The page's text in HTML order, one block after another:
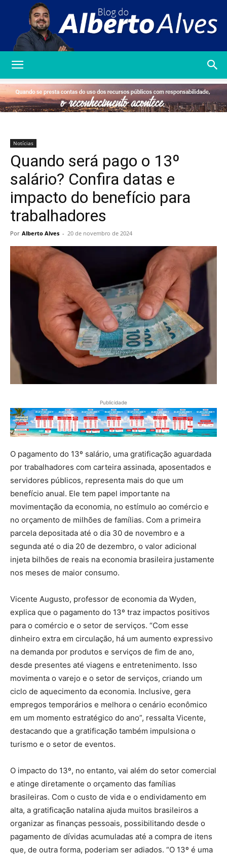
Alberto
Notícias
Quando será pago o 13º
salário? Confira datas e
impacto do benefício para
trabalhadores
Por Alberto Alves - 20 de novembro de 2024
Publicidade
O pagamento do 13º salário, uma gratificação aguardada
por trabalhadores com carteira assinada, aposentados e
servidores públicos, representa mais do que um
benefício anual. Ele tem papel importante na
movimentação da economia, no estímulo ao comércio e
no orçamento de milhões de famílias. Com a primeira
parcela depositada até o dia 30 de novembro e a
segunda até o dia 20 de dezembro, o valor adicional
injeta bilhões de reais na economia brasileira justamente
nos meses de maior consumo.
Vicente Augusto, professor de economia da Wyden,
explica que o pagamento do 13º traz impactos positivos
para o comércio e o setor de serviços. “Com esse
dinheiro extra em circulação, há um aumento expressivo
na demanda por produtos e serviços de fim de ano,
desde presentes até viagens e entretenimento. Isso
movimenta o varejo e o setor de serviços, criando um
ciclo de aquecimento da economia. Inclusive, gera
empregos temporários e melhora o cenário econômico
em um momento estratégico do ano”, ressalta Vicente,
destacando que a gratificação também impulsiona o
turismo e o setor de eventos.
O impacto do 13º, no entanto, vai além do setor comercial
e atinge diretamente o orçamento das famílias
brasileiras. Com o custo de vida e o endividamento em
alta, a gratificação natalina ajuda muitos brasileiros a
organizar as finanças pessoais, possibilitando desde o
pagamento de dívidas acumuladas até a compra de itens
que, de outra forma, poderiam ser adiados. “O 13º é uma